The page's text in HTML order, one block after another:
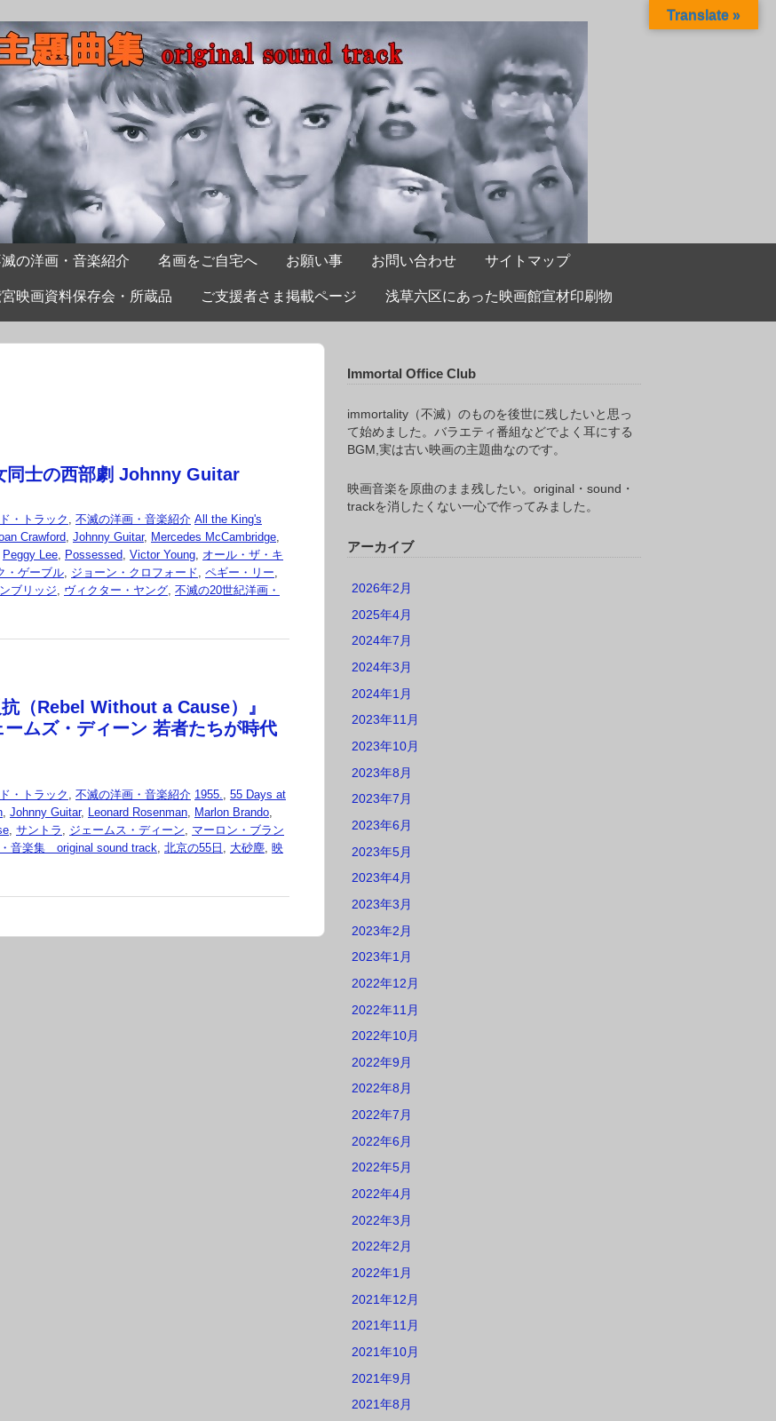
の洋画・音楽紹介 名画をご自宅へ お願い事 お問い合わせ サイトマップ
映画資料保存会・所蔵品 ご支援者さま掲載ページ 浅草六区にあった映画館宣材印刷物
同士の西部劇 Johnny Guitar
・トラック , 不滅の洋画・音楽紹介 All the King's
Crawford, Johnny Guitar, Mercedes McCambridge,
Peggy Lee, Possessed, Victor Young, オール・ザ・キ
・ゲーブル, ジョーン・クロフォード, ペギー・リー,
ブリッジ, ヴィクター・ヤング, 不滅の20世紀洋画・
抗（Rebel Without a Cause）』
ームズ・ディーン 若者たちが時代
・トラック , 不滅の洋画・音楽紹介 1955., 55 Days at
, Johnny Guitar, Leonard Rosenman, Marlon Brando,
, サントラ , ジェームス・ディーン, マーロン・ブラン
音楽集 original sound track, 北京の55日 , 大砂塵, 映
Immortal Office Club
immortality（不滅）のものを後世に残したいと思っ
て始めました。バラエティ番組などでよく耳にする
BGM,実は古い映画の主題曲なのです。
映画音楽を原曲のまま残したい。original・sound・
trackを消したくない一心で作ってみました。
アーカイブ
2026年2月
2025年4月
2024年7月
2024年3月
2024年1月
2023年11月
2023年10月
2023年8月
2023年7月
2023年6月
2023年5月
2023年4月
2023年3月
2023年2月
2023年1月
2022年12月
2022年11月
2022年10月
2022年9月
2022年8月
2022年7月
2022年6月
2022年5月
2022年4月
2022年3月
2022年2月
2022年1月
2021年12月
2021年11月
2021年10月
2021年9月
2021年8月
Translate »